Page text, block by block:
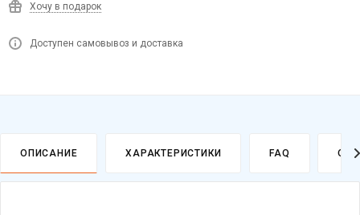
Хочу в подарок
Доступен самовывоз и доставка
ОПИСАНИЕ ХАРАКТЕРИСТИКИ FAQ